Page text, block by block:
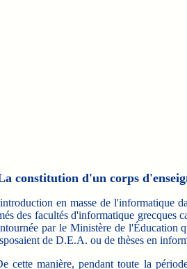
constitution d'un corps
en masse de l'informatique
des facultés d'informatique grecques
par le Ministère de l'Éducation
de D.E.A. ou de thèses en
manière, pendant toute la période